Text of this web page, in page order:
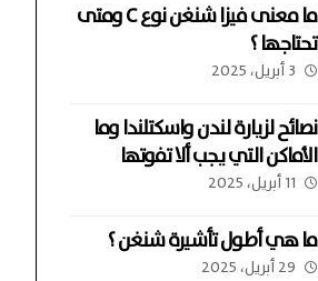
ما معنى فيزا شنغن نوع C ومتى
تحتاجها ؟
3 أبريل، 2025
نصائح لزيارة لندن واسكتلندا وما
الأماكن التي يجب ألا تفوتها
11 أبريل، 2025
ما هي أطول تأشيرة شنغن ؟
29 أبريل، 2025